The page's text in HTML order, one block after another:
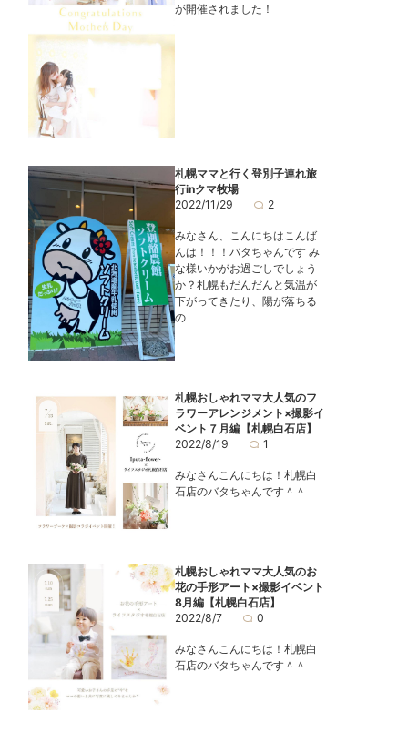
が開催されました！
札幌ママと行く登別子連れ旅
行inクマ牧場
2022/11/29
2
みなさん、こんにちはこんば
んは！！！バタちゃんです み
な様いかがお過ごしでしょう
か？札幌もだんだんと気温が
下がってきたり、陽が落ちる
の
札幌おしゃれママ大人気のフ
ラワーアレンジメント×撮影イ
ベント７月編【札幌白石店】
2022/8/19
1
みなさんこんにちは！札幌白
石店のバタちゃんです＾＾
札幌おしゃれママ大人気のお
花の手形アート×撮影イベント
8月編【札幌白石店】
2022/8/7
0
みなさんこんにちは！札幌白
石店のバタちゃんです＾＾